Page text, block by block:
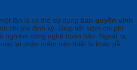
lần là có thể sử dụng bản quyền vĩnh
chi phí định kỳ. Giúp tiết kiệm chi phí
nghiệm công nghệ hoàn hảo. Ngoài ra,
lại phần mềm trên thiết bị khác dễ